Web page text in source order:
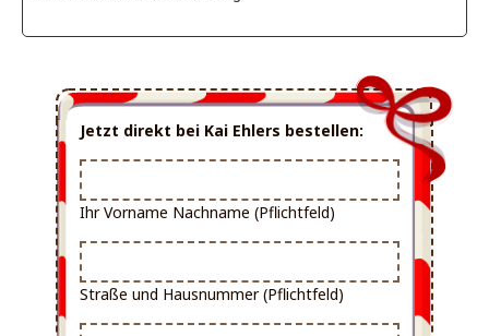
Jetzt direkt bei Kai Ehlers bestellen:
Ihr Vorname Nachname (Pflichtfeld)
Straße und Hausnummer (Pflichtfeld)